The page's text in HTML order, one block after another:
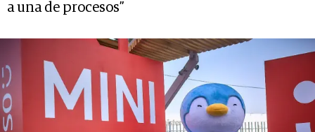
a una de procesos”